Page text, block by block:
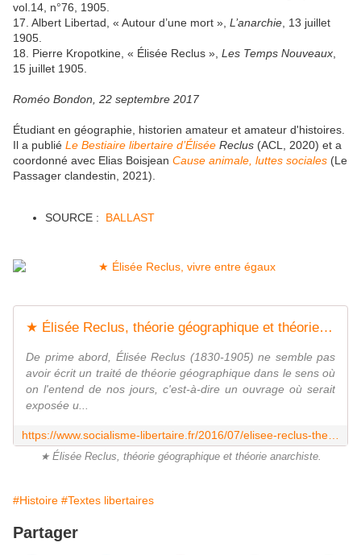
vol.14, n°76, 1905.
17. Albert Libertad, « Autour d’une mort », L’anarchie , 13 juillet
1905.
18. Pierre Kropotkine, « Élisée Reclus », Les Temps Nouveaux
15 juillet 1905.
Roméo Bondon, 22 septembre 2017
Étudiant en géographie, historien amateur et amateur d'histoires.
Il a publié Le Bestiaire libertaire d’Élisée Reclus (ACL, 2020) et a
coordonné avec Elias Boisjean Cause animale, luttes sociales (Le
Passager clandestin, 2021).
SOURCE : BALLAST
★ Élisée Reclus, théorie géographique et théorie anarchiste - Socialisme libertaire
De prime abord, Élisée Reclus (1830-1905) ne semble pas
avoir écrit un traité de théorie géographique dans le sens où
on l'entend de nos jours, c'est-à-dire un ouvrage où serait
exposée u...
★ Élisée Reclus, théorie géographique et théorie anarchiste.
#Histoire #Textes libertaires
Partager